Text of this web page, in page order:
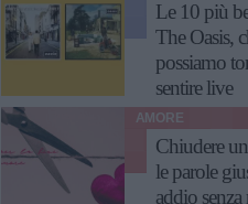
Le 10 più
The Oasis,
possiamo
sentire live
AMORE
Chiudere
le parole
addio